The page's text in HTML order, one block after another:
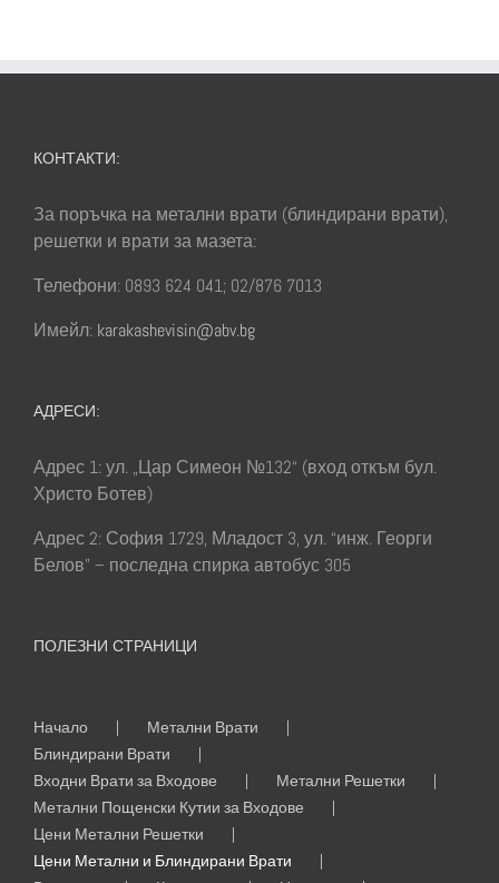
КОНТАКТИ:
За поръчка на метални врати (блиндирани врати),
решетки и врати за мазета:
Телефони: 0893 624 041; 02/876 7013
Имейл: karakashevisin@abv.bg
АДРЕСИ:
Адрес 1: ул. „Цар Симеон №132“ (вход откъм бул.
Христо Ботев)
Адрес 2: София 1729, Младост 3, ул. “инж. Георги
Белов” – последна спирка автобус 305
ПОЛЕЗНИ СТРАНИЦИ
Начало
Метални Врати
Блиндирани Врати
Входни Врати за Входове
Метални Решетки
Метални Пощенски Кутии за Входове
Цени Метални Решетки
Цени Метални и Блиндирани Врати